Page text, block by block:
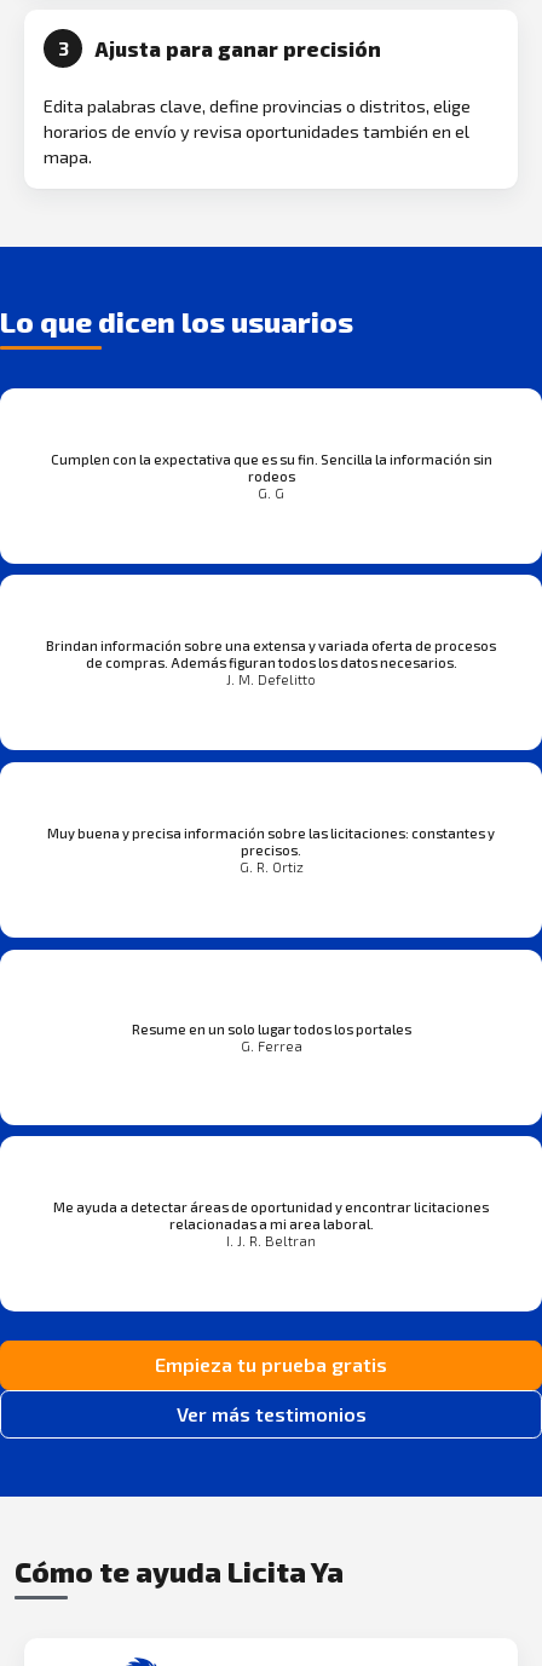
3 Ajusta para ganar precisión
Edita palabras clave, define provincias o distritos, elige
horarios de envío y revisa oportunidades también en el
mapa.
Lo que dicen los usuarios
Cumplen con la expectativa que es su fin. Sencilla la información sin
rodeos
G. G
Brindan información sobre una extensa y variada oferta de procesos
de compras. Además figuran todos los datos necesarios.
J. M. Defelitto
Muy buena y precisa información sobre las licitaciones: constantes y
precisos.
G. R. Ortiz
Resume en un solo lugar todos los portales
G. Ferrea
Me ayuda a detectar áreas de oportunidad y encontrar licitaciones
relacionadas a mi area laboral.
I. J. R. Beltran
Empieza tu prueba gratis
Ver más testimonios
Cómo te ayuda Licita Ya